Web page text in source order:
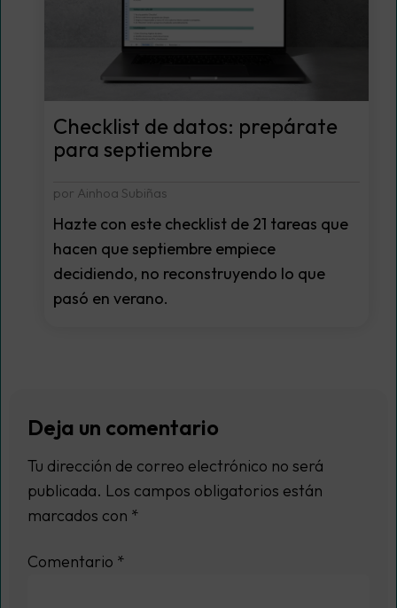
Checklist de datos: prepárate
para septiembre
por Ainhoa Subiñas
Hazte con este checklist de 21 tareas que
hacen que septiembre empiece
decidiendo, no reconstruyendo lo que
pasó en verano.
Deja un comentario
Tu dirección de correo electrónico no será
publicada. Los campos obligatorios están
marcados con *
Comentario *